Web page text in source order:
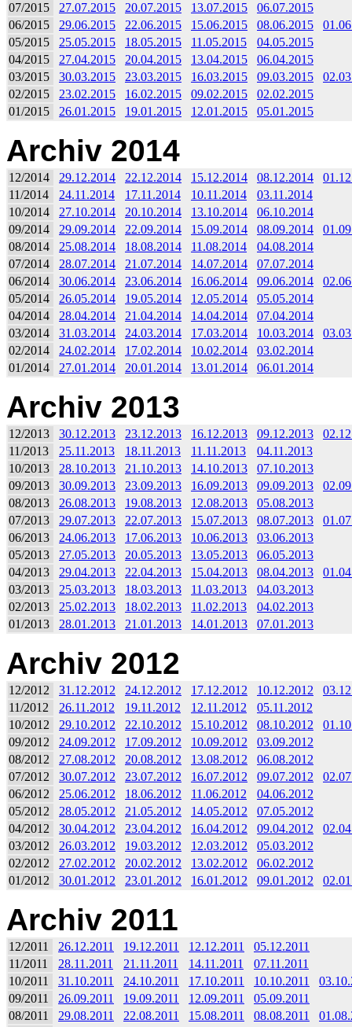
07/2015
27.07.2015 20.07.2015 13.07.2015
06.07.2015
06/2015
29.06.2015 22.06.2015 15.06.2015 08.06.2015
05/2015
25.05.2015 18.05.2015 11.05.2015
04.05.2015
04/2015
27.04.2015 20.04.2015 13.04.2015
06.04.2015
03/2015
30.03.2015 23.03.2015 16.03.2015 09.03.2015
02/2015
23.02.2015 16.02.2015 09.02.2015
02.02.2015
01/2015
26.01.2015 19.01.2015 12.01.2015 05.01.2015
Archiv 2014
12/2014 29.12.2014 22.12.2014 15.12.2014 08.12.2014
11/2014
24.11.2014 17.11.2014 10.11.2014
03.11.2014
10/2014
27.10.2014 20.10.2014 13.10.2014
06.10.2014
09/2014
29.09.2014 22.09.2014 15.09.2014 08.09.2014
08/2014
25.08.2014 18.08.2014 11.08.2014
04.08.2014
07/2014
28.07.2014 21.07.2014 14.07.2014
07.07.2014
06/2014
30.06.2014 23.06.2014 16.06.2014 09.06.2014
05/2014
26.05.2014 19.05.2014 12.05.2014
05.05.2014
04/2014
28.04.2014 21.04.2014 14.04.2014
07.04.2014
03/2014
31.03.2014 24.03.2014 17.03.2014 10.03.2014
02/2014
24.02.2014 17.02.2014 10.02.2014
03.02.2014
01/2014
27.01.2014 20.01.2014 13.01.2014 06.01.2014
Archiv 2013
12/2013 30.12.2013 23.12.2013 16.12.2013 09.12.2013
11/2013
25.11.2013 18.11.2013 11.11.2013
04.11.2013
10/2013
28.10.2013 21.10.2013 14.10.2013
07.10.2013
09/2013
30.09.2013 23.09.2013 16.09.2013 09.09.2013
08/2013
26.08.2013 19.08.2013 12.08.2013
05.08.2013
07/2013
29.07.2013 22.07.2013 15.07.2013 08.07.2013
06/2013
24.06.2013 17.06.2013 10.06.2013
03.06.2013
05/2013
27.05.2013 20.05.2013 13.05.2013
06.05.2013
04/2013
29.04.2013 22.04.2013 15.04.2013 08.04.2013
03/2013
25.03.2013 18.03.2013 11.03.2013
04.03.2013
02/2013
25.02.2013 18.02.2013 11.02.2013
04.02.2013
01/2013
28.01.2013 21.01.2013 14.01.2013 07.01.2013
Archiv 2012
12/2012 31.12.2012 24.12.2012 17.12.2012 10.12.2012
11/2012
26.11.2012 19.11.2012 12.11.2012
05.11.2012
10/2012
29.10.2012 22.10.2012 15.10.2012 08.10.2012
09/2012
24.09.2012 17.09.2012 10.09.2012
03.09.2012
08/2012
27.08.2012 20.08.2012 13.08.2012
06.08.2012
07/2012
30.07.2012 23.07.2012 16.07.2012 09.07.2012
06/2012
25.06.2012 18.06.2012 11.06.2012
04.06.2012
05/2012
28.05.2012 21.05.2012 14.05.2012
07.05.2012
04/2012
30.04.2012 23.04.2012 16.04.2012 09.04.2012
03/2012
26.03.2012 19.03.2012 12.03.2012
05.03.2012
02/2012
27.02.2012 20.02.2012 13.02.2012
06.02.2012
01/2012
30.01.2012 23.01.2012 16.01.2012 09.01.2012
Archiv 2011
12/2011 26.12.2011 19.12.2011 12.12.2011
05.12.2011
11/2011
28.11.2011 21.11.2011 14.11.2011
07.11.2011
10/2011
31.10.2011 24.10.2011 17.10.2011 10.10.2011
09/2011
26.09.2011 19.09.2011 12.09.2011
05.09.2011
08/2011
29.08.2011 22.08.2011 15.08.2011 08.08.2011